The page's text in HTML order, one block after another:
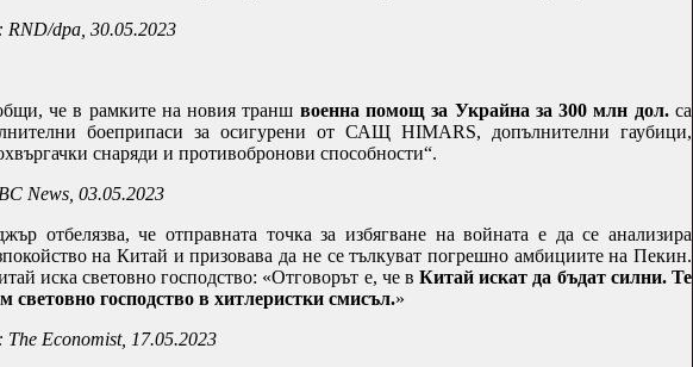
RND/dpa , 30.05.2023
че в рамките на новия транш военна помощ за Украйна за 300 млн дол.са
боеприпаси за осигурени от САЩ HIMARS, допълнителни гаубици,
снаряди и противобронови способности“.
News , 03.05.2023
отбелязва, че отправната точка за избягване на войната е да се анализира
на Китай и призовава да не се тълкуват погрешно амбициите на Пекин.
иска световно господство: «Отговорът е, че вКитай искат да бъдат силни. Те
световно господство в хитлеристки смисъл.»
The Economist, 17.05.2023